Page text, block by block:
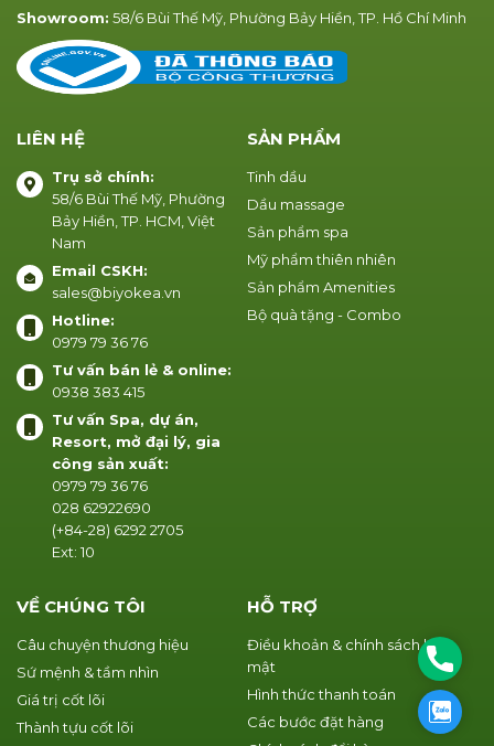
Showroom: 58/6 Bùi Thế Mỹ, Phường Bảy Hiền, TP. Hồ Chí Minh
SẢN PHẨM
Tinh dầu
Dầu massage
Sản phẩm spa
Mỹ phẩm thiên nhiên
Sản phẩm Amenities
Bộ quà tặng - Combo
VỀ CHÚNG TÔI
Câu chuyện thương hiệu
Sứ mệnh & tầm nhìn
Giá trị cốt lõi
Thành tựu cốt lõi
HỖ TRỢ
Điều khoản & chính sách bảo
mật
Hình thức thanh toán
Các bước đặt hàng
LIÊN HỆ
Trụ sở chính:
58/6 Bùi Thế Mỹ, Phường
Bảy Hiền, TP. HCM, Việt
Nam
Email CSKH:
sales@biyokea.vn
Hotline:
0979 79 36 76
Tư vấn bán lẻ & online:
0938 383 415
Tư vấn Spa, dự án,
Resort, mở đại lý, gia
công sản xuất:
0979 79 36 76
028 62922690
(+84-28) 6292 2705
Ext: 10
Phone
Zalo